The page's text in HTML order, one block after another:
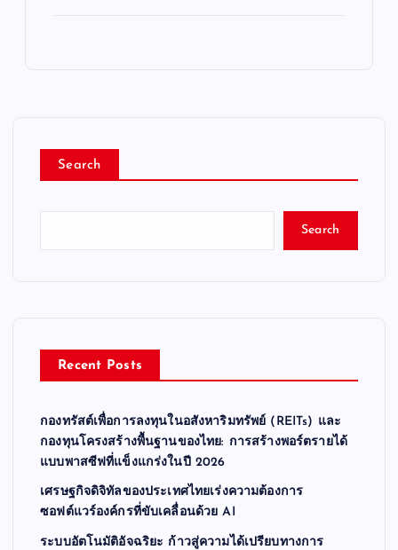
Search
Search
Recent Posts
กองทรัสต์เพื่อการลงทุนในอสังหาริมทรัพย์ (REITs) และ
กองทุนโครงสร้างพื้นฐานของไทย: การสร้างพอร์ตรายได้
แบบพาสซีฟที่แข็งแกร่งในปี 2026
เศรษฐกิจดิจิทัลของประเทศไทยเร่งความต้องการ
ซอฟต์แวร์องค์กรที่ขับเคลื่อนด้วย AI
ระบบอัตโนมัติอัจฉริยะ ก้าวสู่ความได้เปรียบทางการ